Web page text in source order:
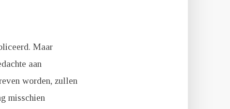
Maar
aan
worden, zullen
misschien